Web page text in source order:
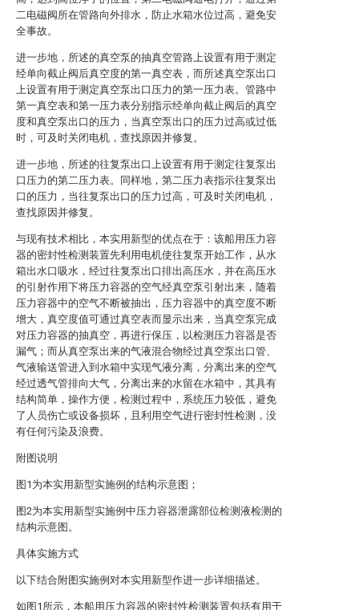
二电磁阀所在管路向外排水，防止水箱水位过高，避免安
全事故。
进一步地，所述的真空泵的抽真空管路上设置有用于测定
经单向截止阀后真空度的第一真空表，而所述真空泵出口
上设置有用于测定真空泵出口压力的第一压力表。管路中
第一真空表和第一压力表分别指示经单向截止阀后的真空
度和真空泵出口的压力，当真空泵出口的压力过高或过低
时，可及时关闭电机，查找原因并修复。
进一步地，所述的往复泵出口上设置有用于测定往复泵出
口压力的第二压力表。同样地，第二压力表指示往复泵出
口的压力，当往复泵出口的压力过高，可及时关闭电机，
查找原因并修复。
与现有技术相比，本实用新型的优点在于：该船用压力容
器的密封性检测装置先利用电机使往复泵开始工作，从水
箱出水口吸水，经过往复泵出口排出高压水，并在高压水
的引射作用下将压力容器的空气经真空泵引射出来，随着
压力容器中的空气不断被抽出，压力容器中的真空度不断
增大，真空度值可通过真空表而显示出来，当真空泵完成
对压力容器的抽真空，再进行保压，以检测压力容器是否
漏气；而从真空泵出来的气液混合物经过真空泵出口管、
气液输送管进入到水箱中实现气液分离，分离出来的空气
经过透气管排向大气，分离出来的水留在水箱中，其具有
结构简单，操作方便，检测过程中，系统压力较低，避免
了人员伤亡或设备损坏，且利用空气进行密封性检测，没
有任何污染及浪费。
附图说明
图1为本实用新型实施例的结构示意图；
图2为本实用新型实施例中压力容器泄露部位检测液检测的
结构示意图。
具体实施方式
以下结合附图实施例对本实用新型作进一步详细描述。
如图1所示，本船用压力容器的密封性检测装置包括有用于